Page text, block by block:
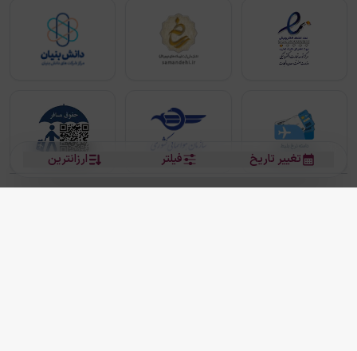
ارزانترین فیلتر تغییر تاریخ